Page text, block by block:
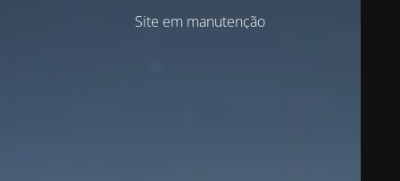
Site em manutenção